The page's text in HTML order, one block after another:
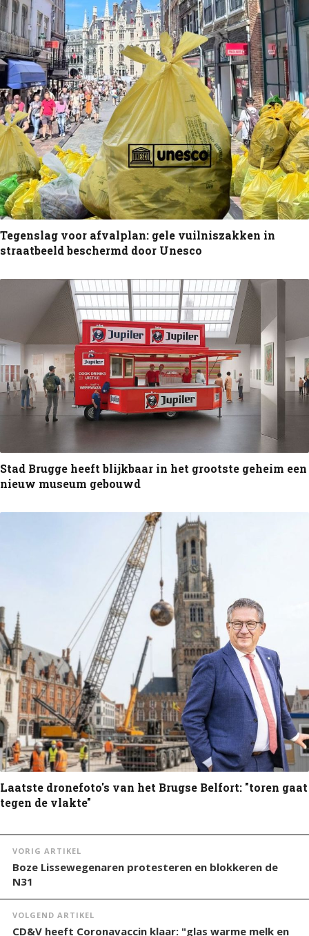
Tegenslag voor afvalplan: gele vuilniszakken in
straatbeeld beschermd door Unesco
Stad Brugge heeft blijkbaar in het grootste geheim een
nieuw museum gebouwd
Laatste dronefoto's van het Brugse Belfort: "toren gaat
tegen de vlakte"
VORIG ARTIKEL
Boze Lissewegenaren protesteren en blokkeren de
N31
VOLGEND ARTIKEL
CD&V heeft Coronavaccin klaar: "glas warme melk en